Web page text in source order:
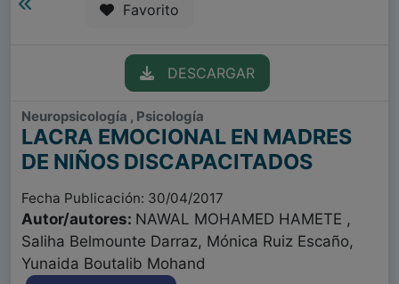
Favorito
DESCARGAR
Neuropsicología , Psicología
LACRA EMOCIONAL EN MADRES
DE NIÑOS DISCAPACITADOS
Fecha Publicación: 30/04/2017
Autor/autores: NAWAL MOHAMED HAMETE ,
Saliha Belmounte Darraz, Mónica Ruiz Escaño,
Yunaida Boutalib Mohand